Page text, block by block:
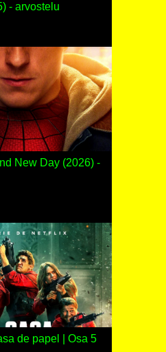
- arvostelu
New Day (2026) -
de papel | Osa 5